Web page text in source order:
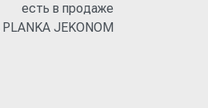
есть в продаже
JEKONOM